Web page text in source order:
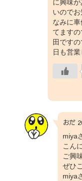
に興味
いので
なみに
てます
田です
日も営
おだ
miya
こん
ご興
ぜひ
miya